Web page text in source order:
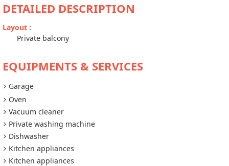
DETAILED DESCRIPTION
Layout :
Private balcony
EQUIPMENTS & SERVICES
Garage
Oven
Vacuum cleaner
Private washing machine
Dishwasher
Kitchen appliances
Kitchen appliances